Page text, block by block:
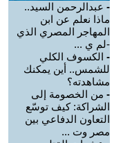
- عبدالرحمن السيد..
ماذا نعلم عن ابن
المهاجر المصري الذي
-لم ي ...
- الكسوف الكلي
للشمس.. أين يمكنك
مشاهدته؟
- من الخصومة إلى
الشراكة: كيف توسّع
التعاون الدفاعي بين
مصر وت ...